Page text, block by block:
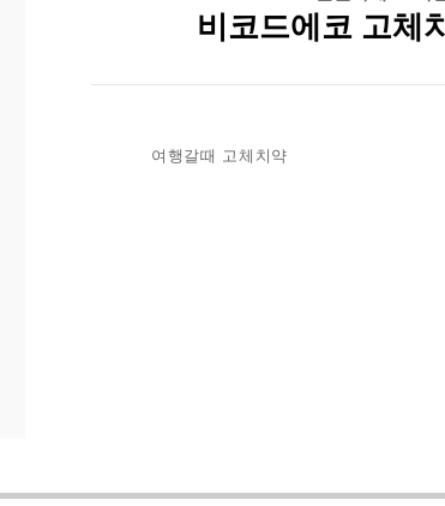
비코드에코 고체
여행갈때 고체치약